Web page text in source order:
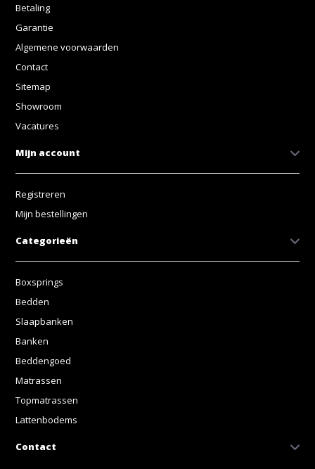
Betaling
Garantie
Algemene voorwaarden
Contact
Sitemap
Showroom
Vacatures
Mijn account
Registreren
Mijn bestellingen
Categorieën
Boxsprings
Bedden
Slaapbanken
Banken
Beddengoed
Matrassen
Topmatrassen
Lattenbodems
Contact